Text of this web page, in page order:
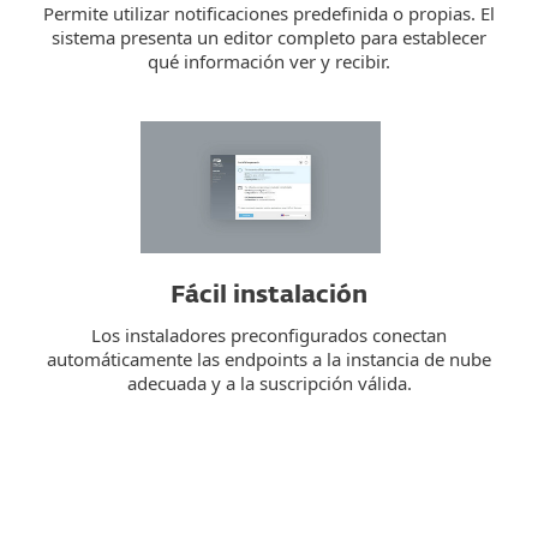
Permite utilizar notificaciones predefinida o propias. El
sistema presenta un editor completo para establecer
qué información ver y recibir.
Fácil instalación
Los instaladores preconfigurados conectan
automáticamente las endpoints a la instancia de nube
adecuada y a la suscripción válida.